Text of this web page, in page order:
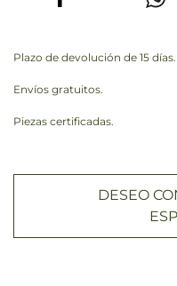
Plazo de devolución de 15 días.
Envíos gratuitos.
Piezas certificadas.
DESEO